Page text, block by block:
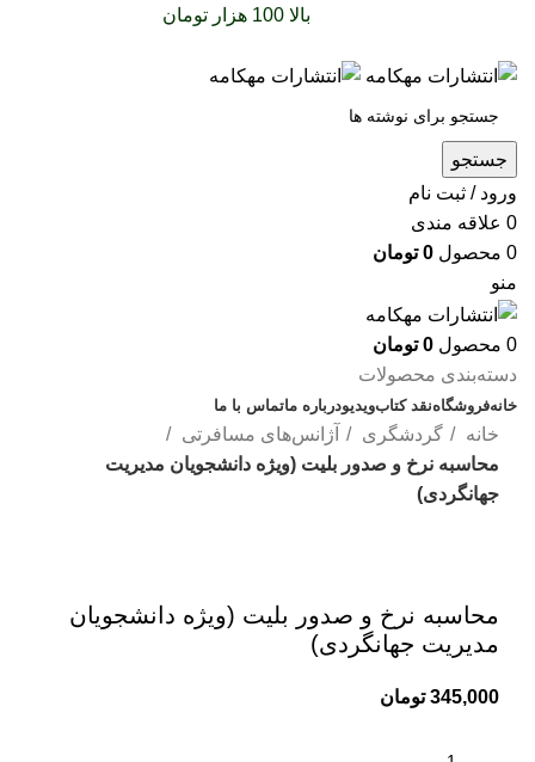
بالا 100 هزار تومان
جستجو
ورود / ثبت نام
0 علاقه مندی
0 محصول 0 تومان
منو
0 محصول 0 تومان
دسته‌بندی محصولات
خانهفروشگاهنقد کتابویدیودرباره‌ ماتماس با ما
خانه گردشگری
آژانس‌های مسافرتی
محاسبه نرخ و صدور بلیت (ویژه دانشجویان مدیریت
جهانگردی)
محاسبه نرخ و صدور بلیت (ویژه دانشجویان
مدیریت جهانگردی)
345,000 تومان